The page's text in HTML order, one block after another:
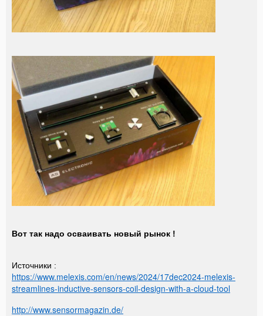
Вот так надо осваивать новый рынок !
Источники :
https://www.melexis.com/en/news/2024/17dec2024-melexis-
streamlines-inductive-sensors-coil-design-with-a-cloud-tool
http://www.sensormagazin.de/